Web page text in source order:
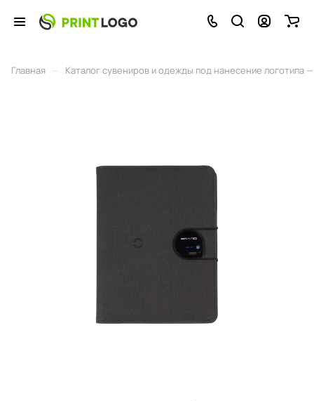
Главная Каталог сувениров и одежды под нанесение логотипа